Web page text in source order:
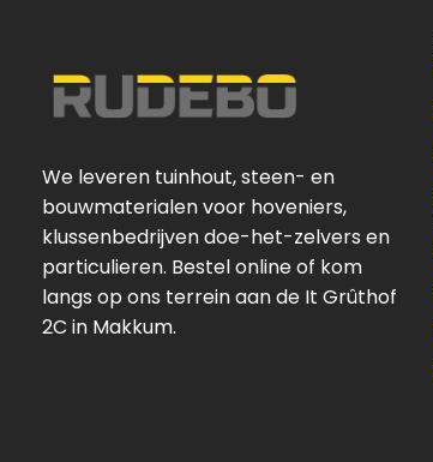
We leveren tuinhout, steen- en
bouwmaterialen voor hoveniers,
klussenbedrijven doe-het-zelvers en
particulieren. Bestel online of kom
langs op ons terrein aan de It Grûthof
2C in Makkum.